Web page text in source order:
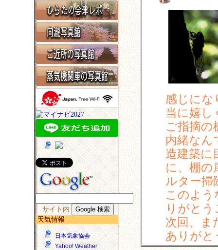
サイト内
天気情報
日本気象協会
Yahoo! Weather
感じにな
当に嬉し
ご指摘の
内緒なん
造建築に
に、棚の
ルター掃
このよ
りがと
次回、ま
ありがと